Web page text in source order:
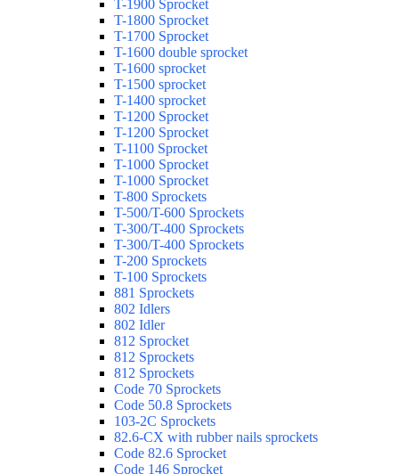
T-1900 Sprocket
T-1800 Sprocket
T-1700 Sprocket
T-1600 double sprocket
T-1600 sprocket
T-1500 sprocket
T-1400 sprocket
T-1200 Sprocket
T-1200 Sprocket
T-1100 Sprocket
T-1000 Sprocket
T-1000 Sprocket
T-800 Sprockets
T-500/T-600 Sprockets
T-300/T-400 Sprockets
T-300/T-400 Sprockets
T-200 Sprockets
T-100 Sprockets
881 Sprockets
802 Idlers
802 Idler
812 Sprocket
812 Sprockets
812 Sprockets
Code 70 Sprockets
Code 50.8 Sprockets
103-2C Sprockets
82.6-CX with rubber nails sprockets
Code 82.6 Sprocket
Code 146 Sprocket